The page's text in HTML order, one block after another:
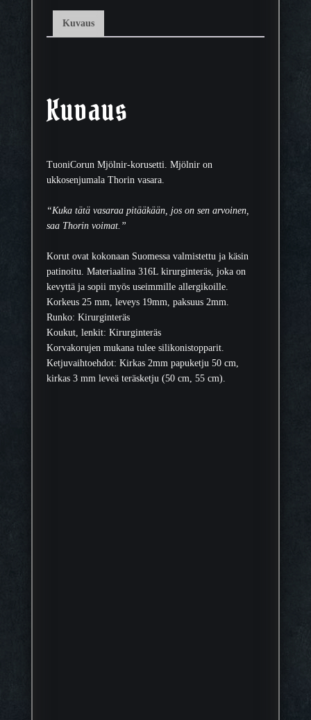
r
u
e
i
m
r
Kuvaus
Kuvaus
TuoniCorun Mjölnir-korusetti. Mjölnir on
ukkosenjumala Thorin vasara.
“Kuka tätä vasaraa pitääkään, jos on sen arvoinen,
saa Thorin voimat.”
Korut ovat kokonaan Suomessa valmistettu ja käsin
patinoitu. Materiaalina 316L kirurginteräs, joka on
kevyttä ja sopii myös useimmille allergikoille.
Korkeus 25 mm, leveys 19mm, paksuus 2mm.
Runko: Kirurginteräs
Koukut, lenkit: Kirurginteräs
Korvakorujen mukana tulee silikonistopparit.
Ketjuvaihtoehdot: Kirkas 2mm papuketju 50 cm,
kirkas 3 mm leveä teräsketju (50 cm, 55 cm).